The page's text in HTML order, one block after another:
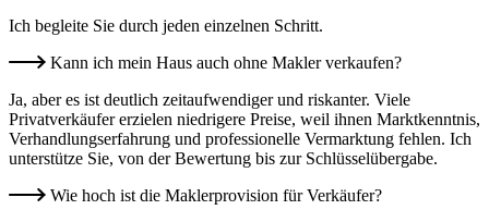
Ich begleite Sie durch jeden einzelnen Schritt.
Kann ich mein Haus auch ohne Makler verkaufen?
Ja, aber es ist deutlich zeitaufwendiger und riskanter. Viele
Privatverkäufer erzielen niedrigere Preise, weil ihnen Marktkenntnis,
Verhandlungserfahrung und professionelle Vermarktung fehlen. Ich
unterstütze Sie, von der Bewertung bis zur Schlüsselübergabe.
Wie hoch ist die Maklerprovision für Verkäufer?